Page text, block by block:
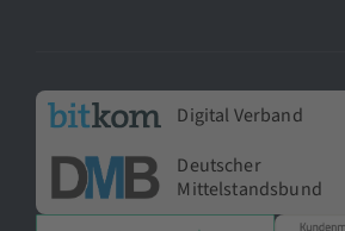
Digital Verband
Deutscher
Mittelstandsbund